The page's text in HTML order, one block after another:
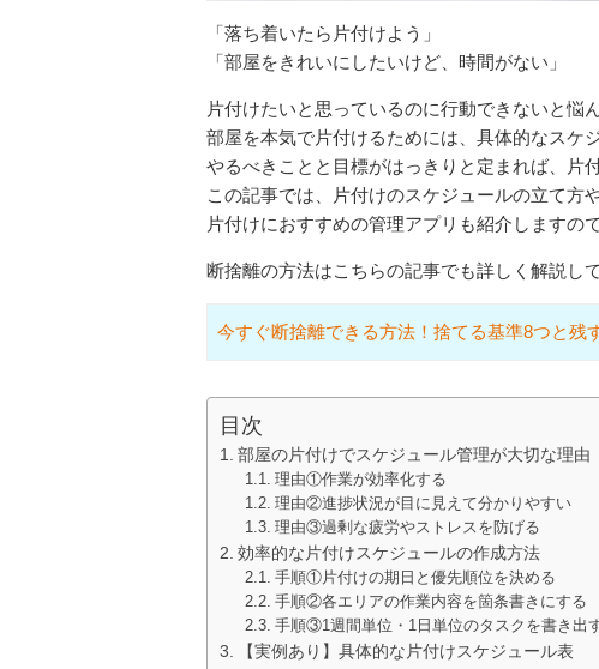
「落ち着いたら片付けよう」
「部屋をきれいにしたいけど、時間がない」
片付けたいと思っているのに行動できないと悩
部屋を本気で片付けるためには、具体的なスケ
やるべきことと目標がはっきりと定まれば、片
この記事では、片付けのスケジュールの立て方
片付けにおすすめの管理アプリも紹介しますの
断捨離の方法はこちらの記事でも詳しく解説し
今すぐ断捨離できる方法！捨てる基準8つと残
目次
部屋の片付けでスケジュール管理が大切な理由
理由①作業が効率化する
理由②進捗状況が目に見えて分かりやすい
理由③過剰な疲労やストレスを防げる
効率的な片付けスケジュールの作成方法
手順①片付けの期日と優先順位を決める
手順②各エリアの作業内容を箇条書きにする
手順③1週間単位・1日単位のタスクを書き出
【実例あり】具体的な片付けスケジュール表